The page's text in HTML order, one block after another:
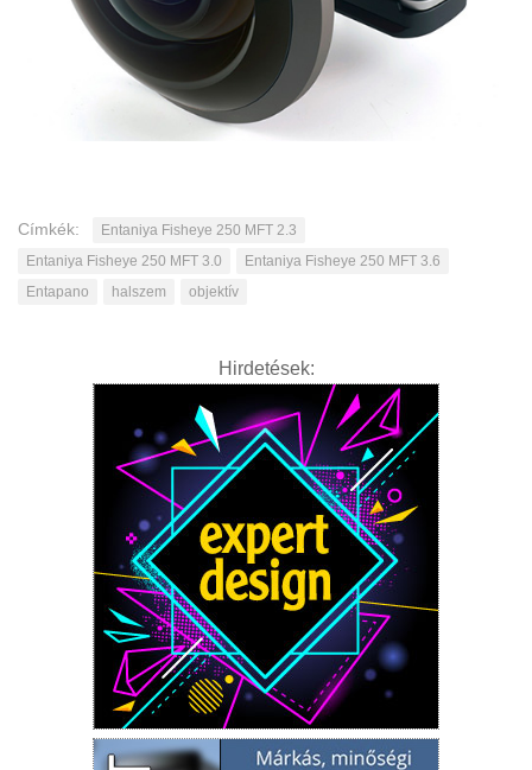
Címkék:
Entaniya Fisheye 250 MFT 2.3
Entaniya Fisheye 250 MFT 3.0
Entaniya Fisheye 250 MFT 3.6
Entapano
halszem objektív
Hirdetések: